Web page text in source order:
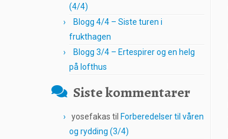
(4/4)
Blogg 4/4 – Siste turen i
frukthagen
Blogg 3/4 – Ertespirer og en helg
på lofthus
Siste kommentarer
yosefakas til Forberedelser til våren
og rydding (3/4)